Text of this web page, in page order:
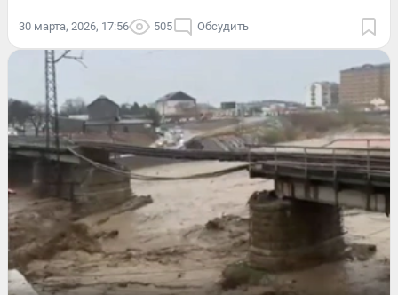
30 марта, 2026, 17:56 505 Обсудить